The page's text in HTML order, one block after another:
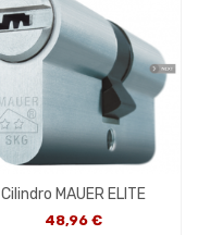
Cilindro MAUER ELITE
48,96 €